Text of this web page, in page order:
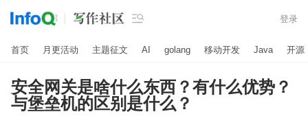
 登录
首页 月更活动 主题征文 AI golang 移动开发 Java 开源
安全网关是啥什么东西？有什么优势？
与堡垒机的区别是什么？